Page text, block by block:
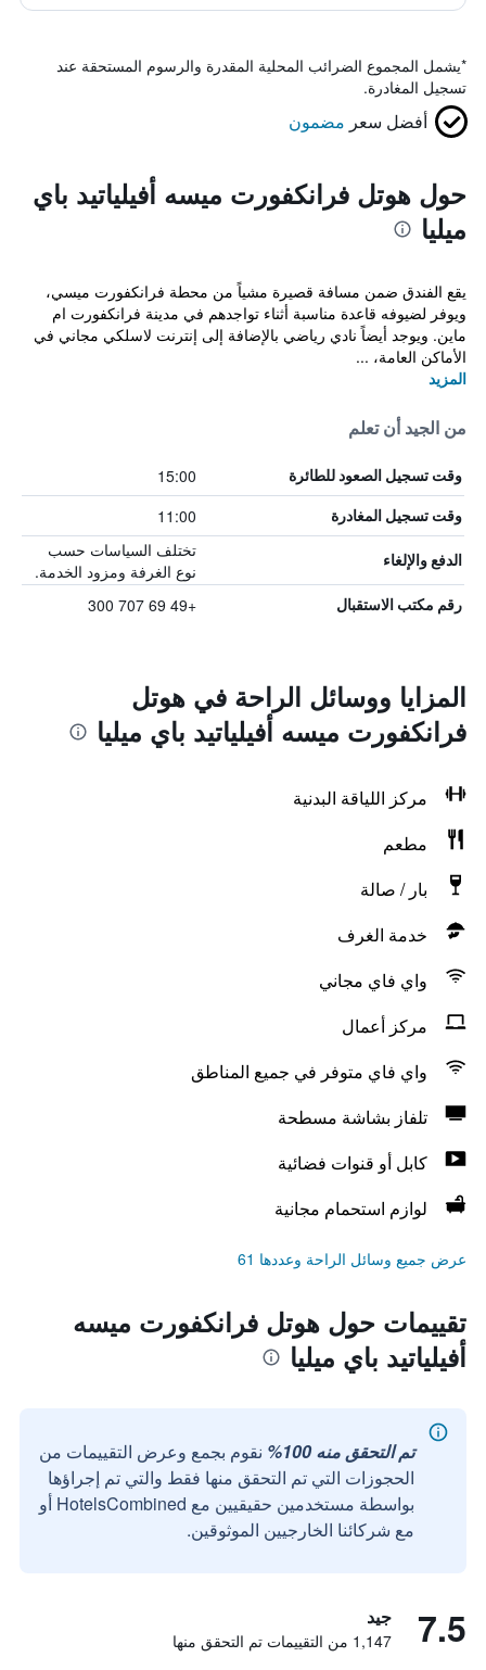
*يشمل المجموع الضرائب المحلية المقدرة والرسوم المستحقة عند
تسجيل المغادرة.
أفضل سعر مضمون
حول هوتل فرانكفورت ميسه أفيلياتيد باي
ميليا
يقع الفندق ضمن مسافة قصيرة مشياً من محطة فرانكفورت ميسي،
ويوفر لضيوفه قاعدة مناسبة أثناء تواجدهم في مدينة فرانكفورت ام
ماين. ويوجد أيضاً نادي رياضي بالإضافة إلى إنترنت لاسلكي مجاني في
الأماكن العامة، ...
المزيد
من الجيد أن تعلم
وقت تسجيل الصعود للطائرة 15:00
وقت تسجيل المغادرة 11:00
الدفع والإلغاء
تختلف السياسات حسب
نوع الغرفة ومزود الخدمة.
رقم مكتب الاستقبال +49 69 707 300
المزايا ووسائل الراحة في هوتل
فرانكفورت ميسه أفيلياتيد باي ميليا
مركز اللياقة البدنية
مطعم
بار / صالة
خدمة الغرف
واي فاي مجاني
مركز أعمال
واي فاي متوفر في جميع المناطق
تلفاز بشاشة مسطحة
كابل أو قنوات فضائية
لوازم استحمام مجانية
عرض جميع وسائل الراحة وعددها 61
تقييمات حول هوتل فرانكفورت ميسه
أفيلياتيد باي ميليا
تم التحقق منه 100%
نقوم بجمع وعرض التقييمات من
الحجوزات التي تم التحقق منها فقط والتي تم إجراؤها
بواسطة مستخدمين حقيقيين مع HotelsCombined أو
مع شركائنا الخارجيين الموثوقين.
7.5 جيد
1,147 من التقييمات تم التحقق منها